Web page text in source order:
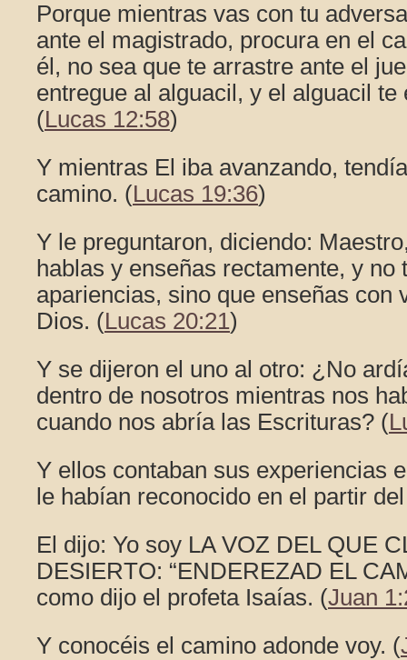
Porque mientras vas con tu
ante el magistrado, procura en el
él, no sea que te arrastre ante el
entregue al alguacil, y el alguacil te
(Lucas 12:58)
Y mientras El iba avanzando,
camino. (Lucas 19:36)
Y le preguntaron, diciendo:
hablas y enseñas rectamente, y no
apariencias, sino que enseñas con
Dios. (Lucas 20:21)
Y se dijeron el uno al otro: ¿No
dentro de nosotros mientras nos
cuando nos abría las Escrituras? (
Y ellos contaban sus experiencias
le habían reconocido en el partir
El dijo: Yo soy LA VOZ DEL QUE
DESIERTO: “ENDEREZAD EL
como dijo el profeta Isaías. (Juan
Y conocéis el camino adonde voy. (